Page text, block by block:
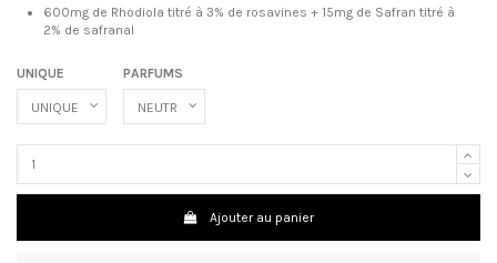
600mg de Rhodiola titré à 3% de rosavines + 15mg de Safran titré à
2% de safranal
UNIQUE PARFUMS
Ajouter au panier